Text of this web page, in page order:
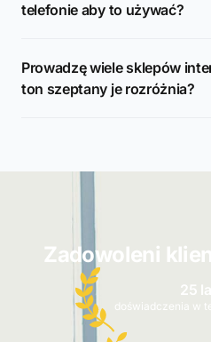
telefonie aby to używać?
Prowadzę wiele sklepów
ton szeptany je rozróżnia?
Zadowoleni
25
doświadczenia w